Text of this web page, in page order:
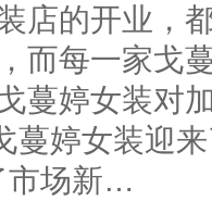
店的开业，
而每一家戈
蔓婷女装对
蔓婷女装迎
市场新…